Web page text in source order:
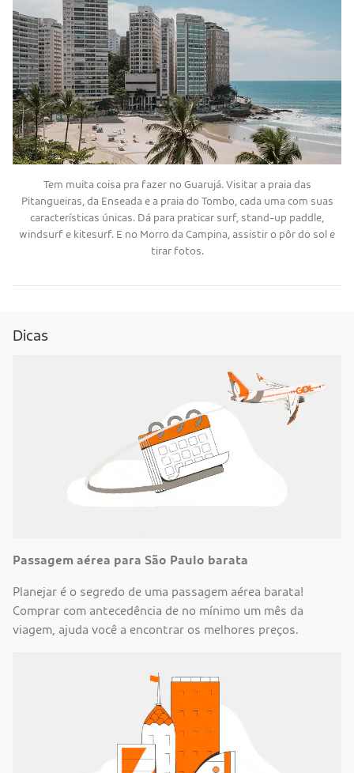
Tem muita coisa pra fazer no Guarujá. Visitar a praia das
Pitangueiras, da Enseada e a praia do Tombo, cada uma com suas
características únicas. Dá para praticar surf, stand-up paddle,
windsurf e kitesurf. E no Morro da Campina, assistir o pôr do sol e
tirar fotos.
Dicas
Passagem aérea para São Paulo barata
Planejar é o segredo de uma passagem aérea barata!
Comprar com antecedência de no mínimo um mês da
viagem, ajuda você a encontrar os melhores preços.